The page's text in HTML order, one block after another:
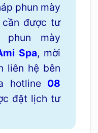
phun mày
cần được tư
mày
Spa, mời
liên hệ bên
hotline 08
đặt lịch tư